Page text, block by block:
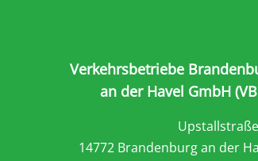
Verkehrsbetriebe
an der Havel GmbH
14772 Brandenburg an der